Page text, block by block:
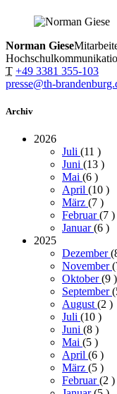
Norman Giese
T +49 3381 355-103
presse@th-
Archiv
2026
Juli (11 )
Juni (13 )
Mai (6 )
April (10 )
März (7 )
Februar(7 )
Januar(6 )
2025
Dezember
November
Oktober(9 )
September
August(2 )
Juli (10 )
Juni (8 )
Mai (5 )
April (6 )
März (5 )
Februar(2 )